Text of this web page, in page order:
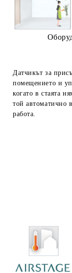
Датчикът за
помещението и
когато в стаята
той автоматично
работа.